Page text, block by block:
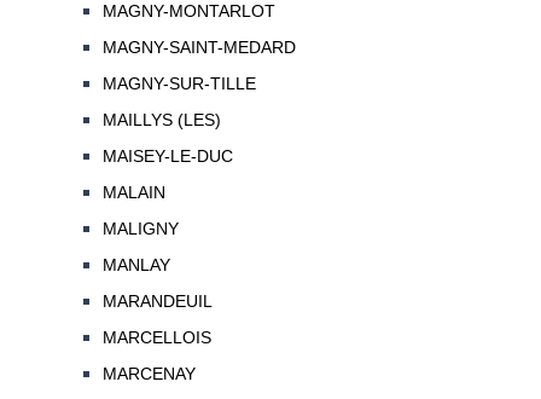
MAGNY-MONTARLOT
MAGNY-SAINT-MEDARD
MAGNY-SUR-TILLE
MAILLYS (LES)
MAISEY-LE-DUC
MALAIN
MALIGNY
MANLAY
MARANDEUIL
MARCELLOIS
MARCENAY